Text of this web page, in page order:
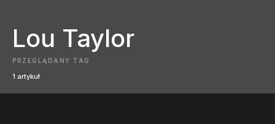
Lou Taylor
PRZEGLĄDANY TAG
1 artykuł